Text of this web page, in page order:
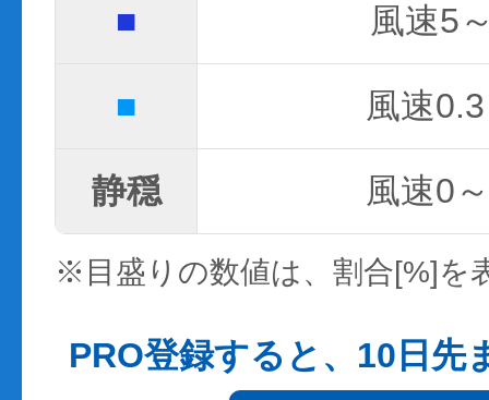
■ 風速5
■ 風速
静穏 風速0
※目盛りの数値は、割合[%]を
PRO登録すると、10日先